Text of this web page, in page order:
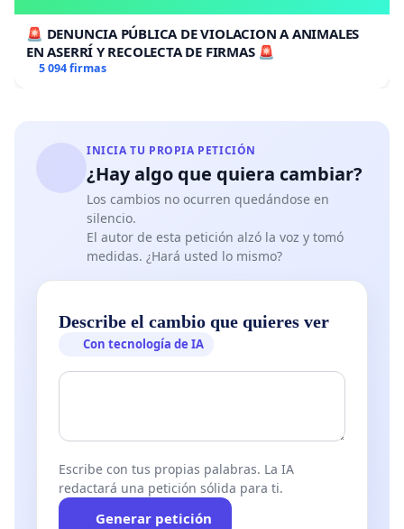
🚨 DENUNCIA PÚBLICA DE VIOLACION A ANIMALES
EN ASERRÍ Y RECOLECTA DE FIRMAS 🚨
5 094 firmas
INICIA TU PROPIA PETICIÓN
¿Hay algo que quiera cambiar?
Los cambios no ocurren quedándose en
silencio.
El autor de esta petición alzó la voz y tomó
medidas. ¿Hará usted lo mismo?
Describe el cambio que quieres ver
Con tecnología de IA
Escribe con tus propias palabras. La IA
redactará una petición sólida para ti.
Generar petición